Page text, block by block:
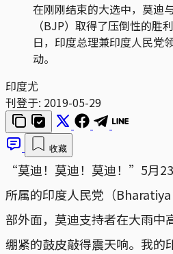
在刚刚结束的大选中，莫迪
（BJP）取得了压倒性的胜
日，印度总理兼印度人民党
动。
印度尤
刊登于: 2019-05-29
收藏
“莫迪！莫迪！莫迪！”5月
所属的印度人民党（
部外面，莫迪支持者在大雨中
绷紧的鼓皮敲得震天响。我的